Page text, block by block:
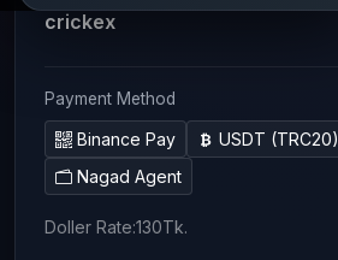
crickex
Payment Method
Binance Pay USDT (TRC20)
Nagad Agent
Doller Rate:130Tk.